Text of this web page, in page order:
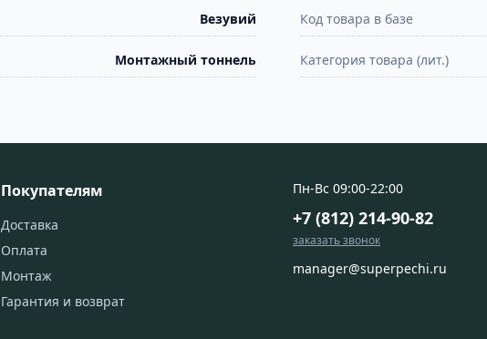
Везувий Код товара в базе
Монтажный тоннель Категория товара (лит.)
Покупателям
Доставка
Оплата
Монтаж
Гарантия и возврат
Пн-Вс 09:00-22:00
+7 (812) 214-90-82
заказать звонок
manager@superpechi.ru